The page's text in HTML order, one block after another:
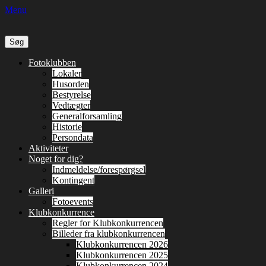
Menu
Søg
efter:
Primær
SpringFotoklubben
Lokaler
Husorden
Bestyrelse
Vedtægter
Generalforsamling
Historie
Persondata
Aktiviteter
Noget for dig?
Indmeldelse/forespørgsel
Kontingent
Galleri
Fotoevents
Klubkonkurrence
Regler for Klubkonkurrencen
Billeder fra klubkonkurrencen
Klubkonkurrencen 2026
Klubkonkurrencen 2025